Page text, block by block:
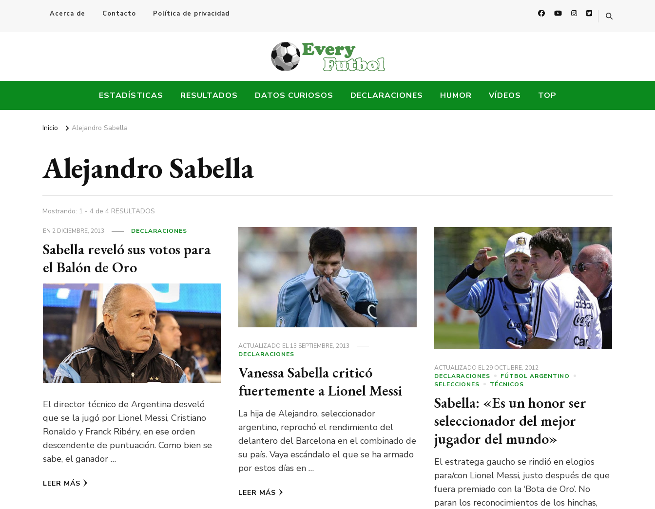
Acerca de Contacto Política de privacidad
Every Fútbol
ESTADÍSTICAS RESULTADOS DATOS CURIOSOS DECLARACIONES HUMOR VÍDEOS TOP
Inicio Alejandro Sabella
Alejandro Sabella
Mostrando: 1 - 4 de 4 RESULTADOS
EN 2 DICIEMBRE, 2013 DECLARACIONES
Sabella reveló sus votos para
el Balón de Oro
El director técnico de Argentina desveló
que se la jugó por Lionel Messi, Cristiano
Ronaldo y Franck Ribéry, en ese orden
descendente de puntuación. Como bien se
sabe, el ganador …
LEER MÁS
ACTUALIZADO EL13 SEPTIEMBRE, 2013
DECLARACIONES
Vanessa Sabella criticó
fuertemente a Lionel Messi
La hija de Alejandro, seleccionador
argentino, reprochó el rendimiento del
delantero del Barcelona en el combinado de
su país. Vaya escándalo el que se ha armado
por estos días en …
LEER MÁS
ACTUALIZADO EL29 OCTUBRE, 2012
DECLARACIONES
FÚTBOL ARGENTINO
SELECCIONES
TÉCNICOS
Sabella: «Es un honor ser
seleccionador del mejor
jugador del mundo»
El estratega gaucho se rindió en elogios
para/con Lionel Messi, justo después de que
fuera premiado con la ‘Bota de Oro’. No
paran los reconocimientos de los hinchas,